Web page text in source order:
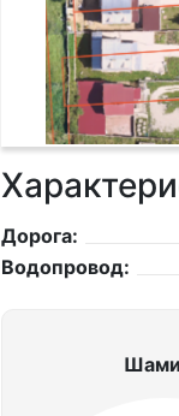
Дорога:
Водопровод: